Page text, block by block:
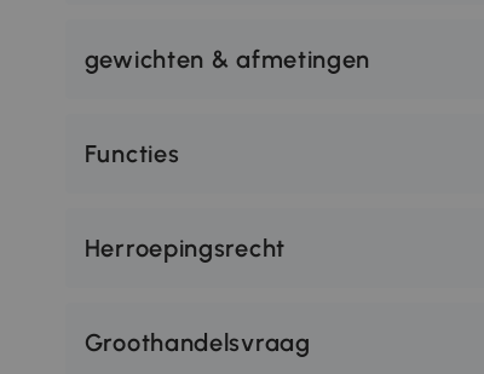
gewichten & afmetingen
Functies
Herroepingsrecht
Groothandelsvraag